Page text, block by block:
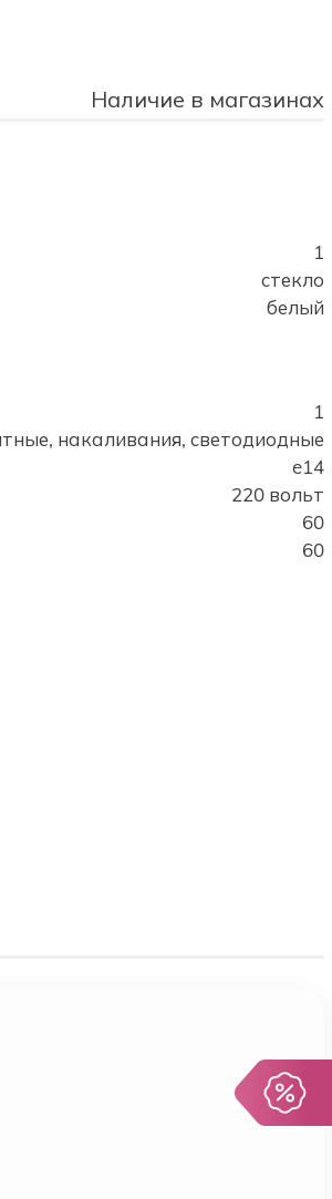
Наличие в магазинах
1
стекло
белый
1
накаливания, светодиодные
e14
220 вольт
60
60